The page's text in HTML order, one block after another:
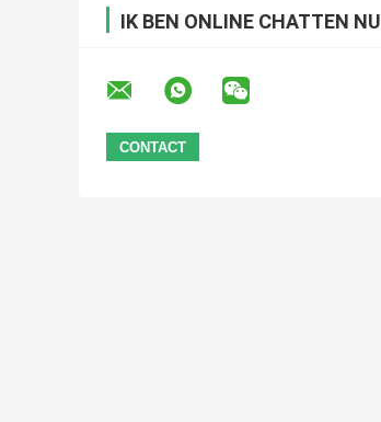
IK BEN ONLINE CHATTEN NU